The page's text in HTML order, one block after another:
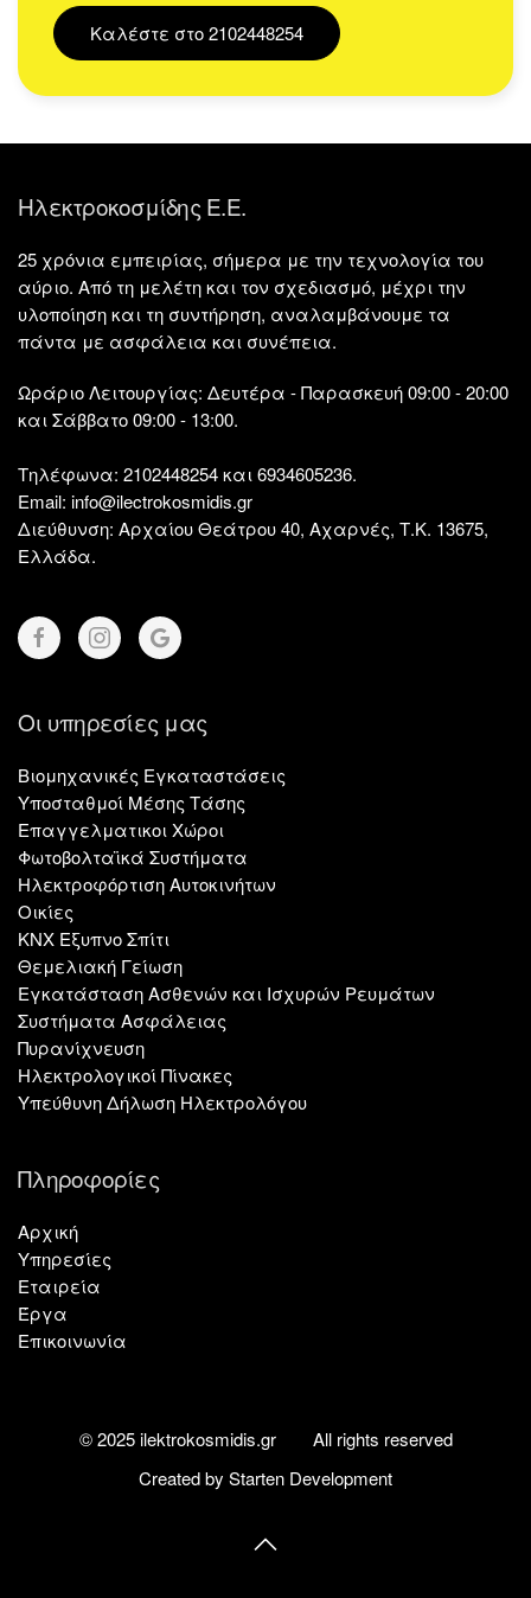
Καλέστε στο 2102448254
Ηλεκτροκοσμίδης Ε.Ε.
25 χρόνια εμπειρίας, σήμερα με την τεχνολογία του
αύριο. Από τη μελέτη και τον σχεδιασμό, μέχρι την
υλοποίηση και τη συντήρηση, αναλαμβάνουμε τα
πάντα με ασφάλεια και συνέπεια.
Ωράριο Λειτουργίας: Δευτέρα - Παρασκευή 09:00 - 20:00
και Σάββατο 09:00 - 13:00.
Τηλέφωνα: 2102448254 και 6934605236.
Email: info@ilectrokosmidis.gr
Διεύθυνση: Αρχαίου Θεάτρου 40, Αχαρνές, Τ.Κ. 13675,
Ελλάδα.
Οι υπηρεσίες μας
Βιομηχανικές Εγκαταστάσεις
Υποσταθμοί Μέσης Τάσης
Επαγγελματικοι Χώροι
Φωτοβολταϊκά Συστήματα
Ηλεκτροφόρτιση Αυτοκινήτων
Οικίες
KNX Εξυπνο Σπίτι
Θεμελιακή Γείωση
Εγκατάσταση Ασθενών και Ισχυρών Ρευμάτων
Συστήματα Ασφάλειας
Πυρανίχνευση
Ηλεκτρολογικοί Πίνακες
Υπεύθυνη Δήλωση Ηλεκτρολόγου
Πληροφορίες
Αρχική
Υπηρεσίες
Εταιρεία
Έργα
Επικοινωνία
© 2025 ilektrokosmidis.gr
All rights reserved
Created by Starten Development